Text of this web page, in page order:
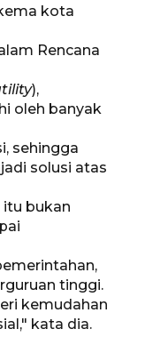
kota
Rencana
),
oleh banyak
sehingga
solusi atas
bukan
tinggi.
kemudahan
kata dia.